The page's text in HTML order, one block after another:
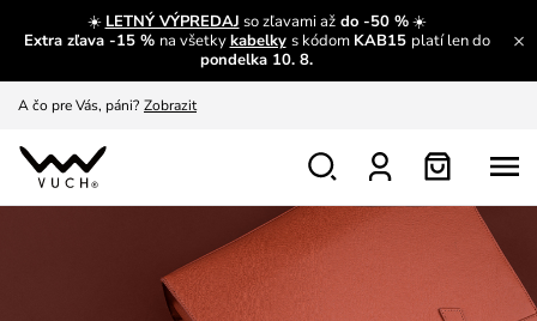
☀️ LETNÝ VÝPREDAJ so zľavami aždo -50 %☀️
Extra zľava -15 % na všetkykabelky s kódom KAB15 platí len do
pondelka 10. 8.
A čo sa inde nedozvieš? Prečítať viac
S čím chybu neurobíš? Pozri
Nech sa inšpirovať
Výmena a vrátenie zadarmo Zobraziť